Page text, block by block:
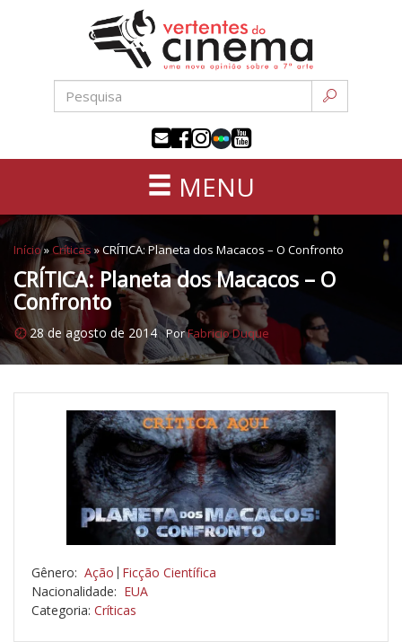
conteúdo
sétima
MENU
Início»Críticas »CRÍTICA: Planeta dos Macacos – O Confronto
CRÍTICA: Planeta dos Macacos – O
Confronto
28 de agosto de 2014 PorFabricio Duque
Gênero: Ação Ficção Científica
Nacionalidade: EUA
Categoria: Críticas